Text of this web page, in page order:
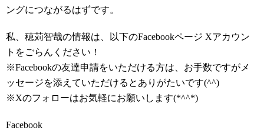
ングにつながるはずです。
私、穂苅智哉の情報は、以下のFacebookページ Xアカウン
トをごらんください！
※Facebookの友達申請をいただける方は、お手数ですがメ
ッセージを添えていただけるとありがたいです(^^)
※Xのフォローはお気軽にお願いします(*^^*)
Facebook